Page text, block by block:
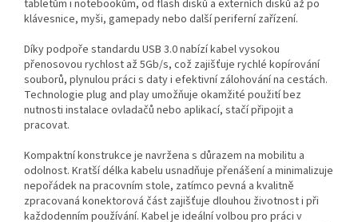
tabletům i notebookům, od flash disků a externích disků až po
klávesnice, myši, gamepady nebo další periferní zařízení.
Díky podpoře standardu USB 3.0 nabízí kabel vysokou
přenosovou rychlost až 5Gb/s, což zajišťuje rychlé kopírování
souborů, plynulou práci s daty i efektivní zálohování na cestách.
Technologie plug and play umožňuje okamžité použití bez
nutnosti instalace ovladačů nebo aplikací, stačí připojit a
pracovat.
Kompaktní konstrukce je navržena s důrazem na mobilitu a
odolnost. Kratší délka kabelu usnadňuje přenášení a minimalizuje
nepořádek na pracovním stole, zatímco pevná a kvalitně
zpracovaná konektorová část zajišťuje dlouhou životnost i při
každodenním používání. Kabel je ideální volbou pro práci v